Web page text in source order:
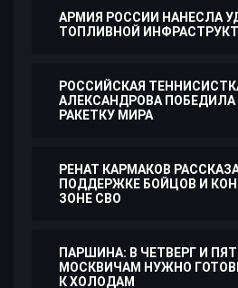
АРМИЯ РОССИИ НАНЕСЛА
ТОПЛИВНОЙ
РОССИЙСКАЯ
АЛЕКСАНДРОВА
РАКЕТКУ МИРА
РЕНАТ КАРМАКОВ
ПОДДЕРЖКЕ БОЙЦОВ И
ЗОНЕ СВО
ПАРШИНА: В ЧЕТВЕРГ И
МОСКВИЧАМ НУЖНО
К ХОЛОДАМ